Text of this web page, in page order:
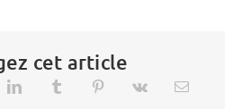
cet article